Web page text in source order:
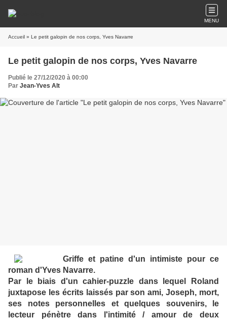
MENU
Accueil » Le petit galopin de nos corps, Yves Navarre
Le petit galopin de nos corps, Yves Navarre
Publié le 27/12/2020 à 00:00
Par Jean-Yves Alt
Griffe et patine d'un intimiste pour ce
roman d'Yves Navarre.
Par le biais d'un cahier-puzzle dans lequel Roland
juxtapose les écrits laissés par son ami, Joseph, mort,
ses notes personnelles et quelques souvenirs, le
lecteur pénètre dans l'intimité / amour de deux